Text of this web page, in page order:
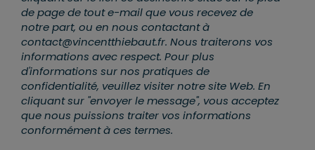
de page de tout e-mail que vous recevez de
notre part, ou en nous contactant à
contact@vincentthiebaut.fr. Nous traiterons vos
informations avec respect. Pour plus
d'informations sur nos pratiques de
confidentialité, veuillez visiter notre site Web. En
cliquant sur "envoyer le message", vous acceptez
que nous puissions traiter vos informations
conformément à ces termes.